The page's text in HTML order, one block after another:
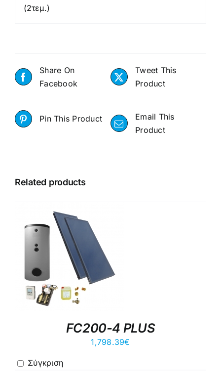
(2τεμ.)
Share On
Facebook
Tweet This
Product
Pin This Product
Email This
Product
Related products
FC200-4 PLUS
1,798.39€
Σύγκριση